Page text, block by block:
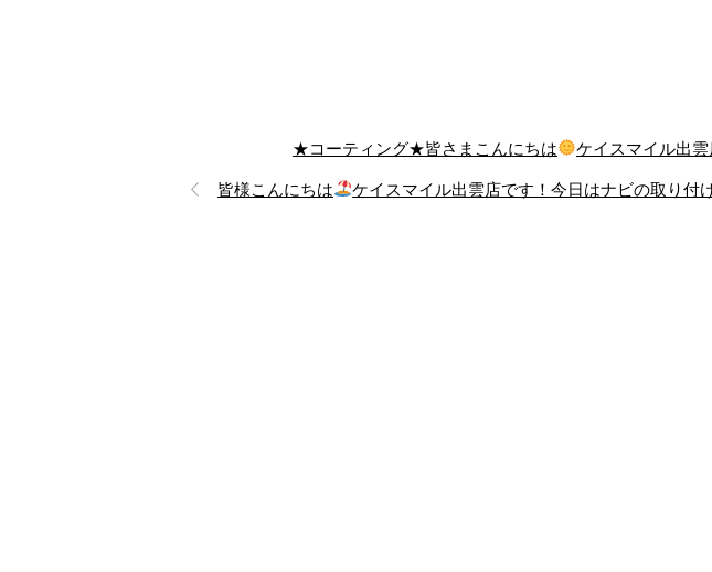
★コーティング★皆さまこんにちは ケイスマイル出
皆様こんにちは ケイスマイル出雲店です！今日はナビの取り付